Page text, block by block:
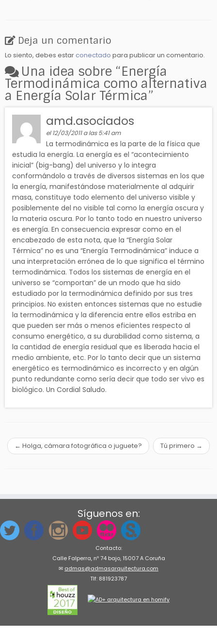
Deja un comentario
Lo siento, debes estar conectado para publicar un comentario.
Una idea sobre “Energía
Termodinámica como alternativa
a Energía Solar Térmica”
amd.asociados
el 12/03/2011 a las 5:41 am
La termodinámica es la parte de la física que
estudia la energía. La energía es el “acontecimiento
inicial” (big-bang) del universo y lo integra
conformándolo a través de diversos sistemas en los que
la energía, manifestándose materialmente al adquirir
masa, constituye todo elemento del universo visible y
posiblemente del no visible tal como la energía oscura y
la materia oscura. Por lo tanto todo en nuestro universo
es energía. En consecuencia expresar como en el
encabezado de esta nota, que la “Energía Solar
Térmica” no es una “Energía Termodinámica” induce a
una interpretación errónea de lo que significa el término
termodinámica. Todos los sistemas de energía en el
universo se “comportan” de un modo que ha sido
estudiado por la termodinámica definido por sus tres
principios. No existen entonces sistemas que no estudie
la termodinámica y la diferencia entre ellos estriba en
que pueden ser más o menos eficientes respecto al
consumo energético, a su durabilidad como sistema, a
la cantidad de energía residual que es liberada hacia el
medio ambiente, etc. Por lo tanto decir que un sistema
energético es termodinámico es incorrecto y en algún
punto redundante como sería decir que todo ser vivo es
biológico. Un Cordial Saludo.
← Holga, cámara fotográfica o juguete? Tú primero →
Síguenos en:
Contacto:
Calle Falperra, nº 74 bajo, 15007 A Coruña
✉ admas@admasarquitectura.com
Tlf: 881923787